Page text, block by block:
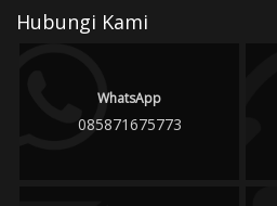
Hubungi Kami
WhatsApp
085871675773